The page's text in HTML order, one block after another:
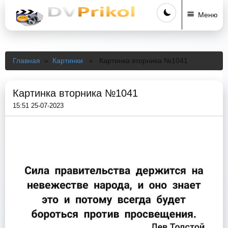
Меню
Главная » Картинки » Картинка вторника №1041
Картинка вторника №1041
15:51 25-07-2023